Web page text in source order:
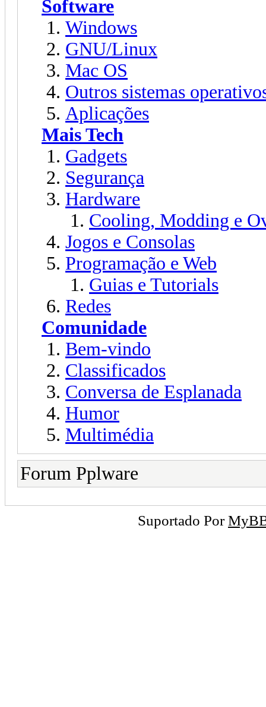
Software
Windows
GNU/Linux
Mac OS
Outros sistemas
Aplicações
Mais Tech
Gadgets
Segurança
Hardware
Cooling, Modding e
Jogos e Consolas
Programação e Web
Guias e Tutorials
Redes
Comunidade
Bem-vindo
Classificados
Conversa de Esplanada
Humor
Multimédia
Forum Pplware
Suportado Por